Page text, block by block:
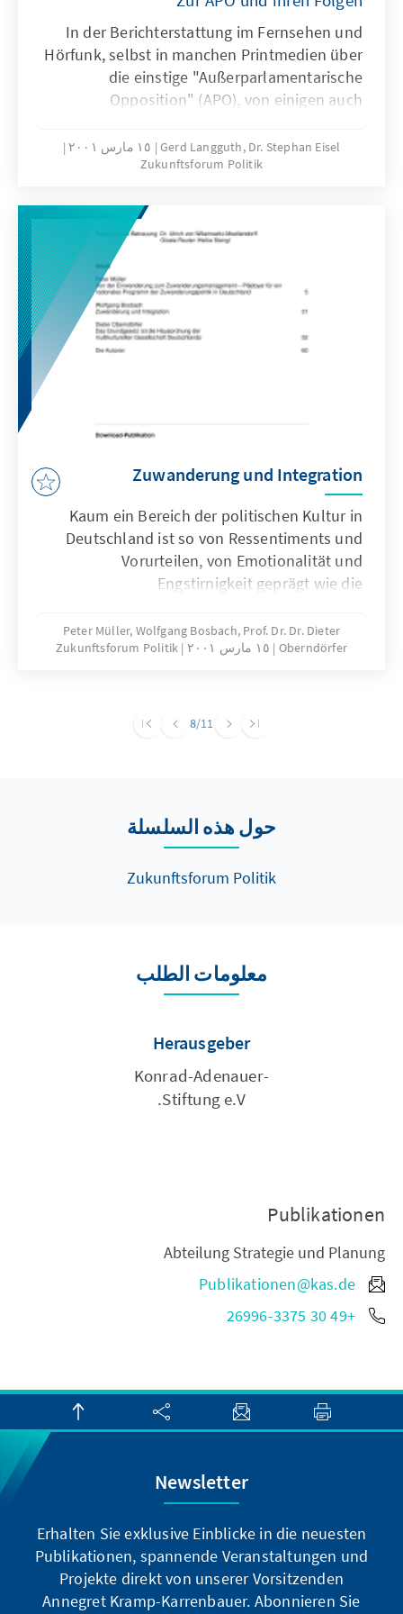
In der Berichterstattung im Fernsehen und
Hörfunk, selbst in manchen Printmedien über
die einstige "Außerparlamentarische
Opposition" (APO), von einigen auch
bezeichnet, schwingt häufig viel Nostalgie
mit. Nicht immer war der Versuch gelungen,
des heutigen Bundesaußenministers ein
zeithistorisch wichtiges Thema aufzuarbeiten,
das geradezu überfallartig in die politische
Arena kam. Eine vorurteilslose Analyse eines
Geschehens, deren Folgen bis in die
Gegenwart so sichtbar hineinreicht, ist indes
außerordentlich schwierig.
Gerd Langguth, Dr. Stephan Eisel
١٥ مارس ٢٠٠١
Zukunftsforum Politik
Zuwanderung und Integration
Kaum ein Bereich der politischen Kultur in
Deutschland ist so von Ressentiments und
Vorurteilen, von Emotionalität und
Engstirnigkeit geprägt wie die
alle politischen Lager und Parteien.
Peter Müller, Wolfgang Bosbach, Prof. Dr. Dr. Dieter
Oberndörfer
١٥ مارس ٢٠٠١ Zukunftsforum Politik
8/11
حول هذه السلسلة
Zukunftsforum Politik
معلومات الطلب
Herausgeber
Konrad-Adenauer-
Stiftung e.V.
Publikationen
Abteilung Strategie und Planung
Publikationen@kas.de
+49 30 26996-3375
Newsletter
Erhalten Sie exklusive Einblicke in die neuesten
Publikationen, spannende Veranstaltungen und
Projekte direkt von unserer Vorsitzenden
Annegret Kramp-Karrenbauer. Abonnieren Sie